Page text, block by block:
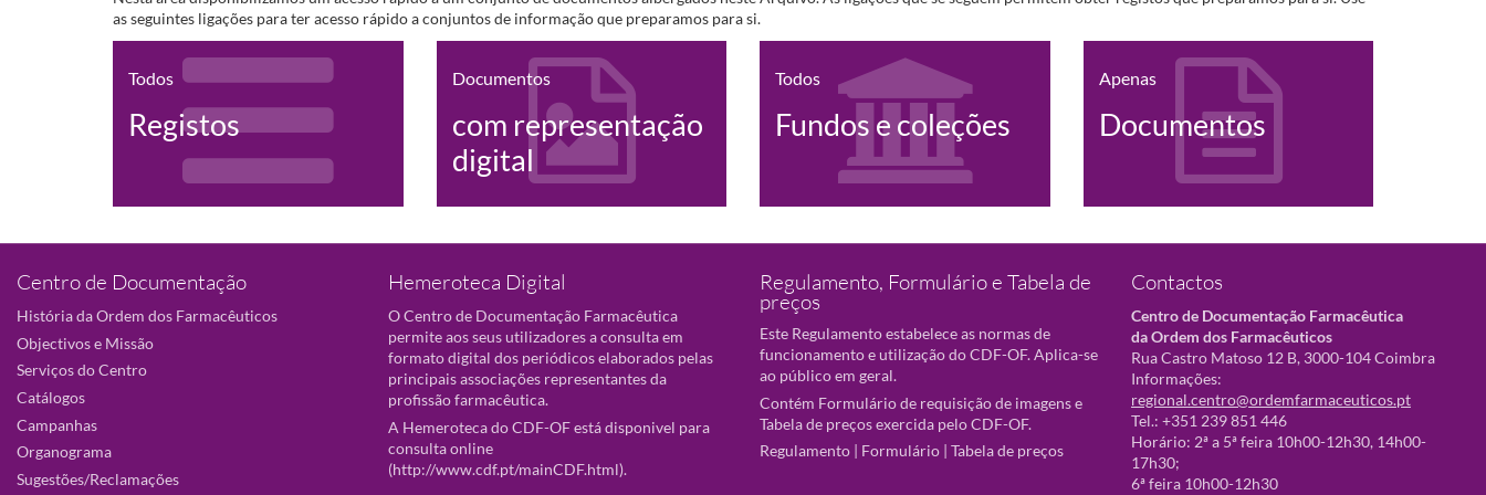
as seguintes ligações para ter acesso rápido a conjuntos de informação que preparamos para si.
Todos
Registos
Documentos
com representação
digital
Todos
Fundos e coleções
Apenas
Documentos
Centro de Documentação
História da Ordem dos Farmacêuticos
Objectivos e Missão
Serviços do Centro
Catálogos
Campanhas
Organograma
Sugestões/Reclamações
Hemeroteca Digital
O Centro de Documentação Farmacêutica
permite aos seus utilizadores a consulta em
formato digital dos periódicos elaborados pelas
principais associações representantes da
profissão farmacêutica.
A Hemeroteca do CDF-OF está disponivel para
consulta online
(http://www.cdf.pt/mainCDF.html).
Regulamento, Formulário e Tabela de
preços
Este Regulamento estabelece as normas de
funcionamento e utilização do CDF-OF. Aplica-se
ao público em geral.
Contém Formulário de requisição de imagens e
Tabela de preços exercida pelo CDF-OF.
Regulamento | Formulário | Tabela de preços
Contactos
Centro de Documentação Farmacêutica
da Ordem dos Farmacêuticos
Rua Castro Matoso 12 B, 3000-104 Coimbra
Informações:
regional.centro@ordemfarmaceuticos.pt
Tel.: +351 239 851 446
Horário: 2ª a 5ª feira 10h00-12h30, 14h00-
17h30;
6ª feira 10h00-12h30